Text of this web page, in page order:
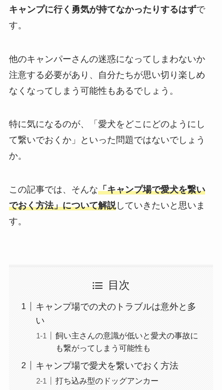
キャンプに行く勇気が持てなかったりするはずで
す。
他のキャンパーさんの迷惑になってしまわないか
注意する必要があり、自分たちが思い切り楽しめ
なくなってしまう可能性もあるでしょう。
特に気になるのが、「愛犬をどこにどのようにし
て繋いでおくか」といった問題ではないでしょう
か。
この記事では、そんな「キャンプ場で愛犬を繋い
でおく方法」について解説していきたいと思いま
す。
目次
キャンプ場での犬のトラブルは意外と多
い
飼い主さんの意識が低いと愛犬の事故に
も繋がってしまう可能性も
キャンプ場で愛犬を繋いでおく方法
打ち込み型のドッグアンカー